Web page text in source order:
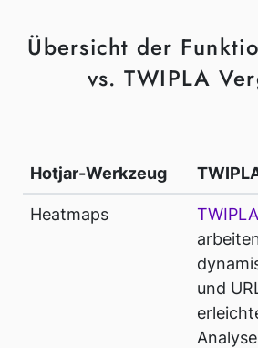
Übersicht der
vs. TWIPLA
Hotjar-Werkzeug
Heatmaps
und